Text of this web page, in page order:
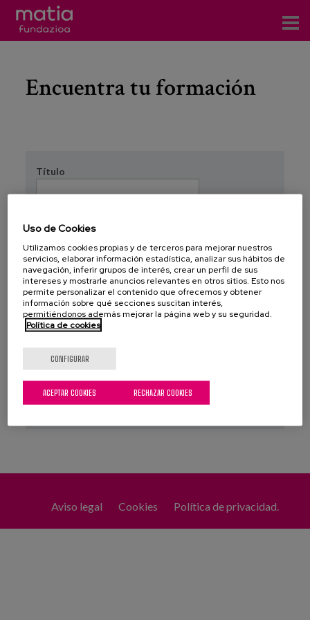
Encuentra tu formación
Título
Tema
Dirigido a
APLICAR REINICIAR
Aviso legal Cookies Política de privacidad.
Uso de Cookies
Utilizamos cookies propias y de terceros para mejorar nuestros
servicios, elaborar información estadística, analizar sus hábitos de
navegación, inferir grupos de interés, crear un perfil de sus
intereses y mostrarle anuncios relevantes en otros sitios. Esto nos
permite personalizar el contenido que ofrecemos y obtener
información sobre qué secciones suscitan interés,
permitiéndonos además mejorar la página web y su seguridad.
Política de cookies
CONFIGURAR
RECHAZAR COOKIES
ACEPTAR COOKIES